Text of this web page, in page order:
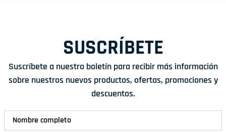
SUSCRÍBETE
Suscríbete a nuestro boletín para recibir más información
sobre nuestros nuevos productos, ofertas, promociones y
descuentos.